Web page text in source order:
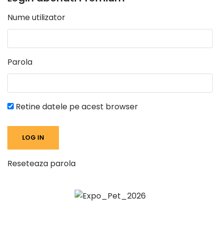
Nume utilizator
Parola
Retine datele pe acest browser
Reseteaza parola